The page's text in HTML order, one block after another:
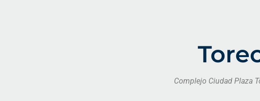
Complejo Ciudad Plaza